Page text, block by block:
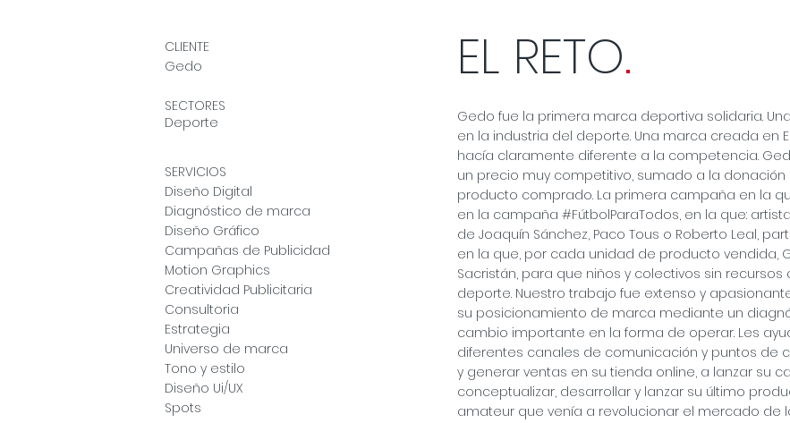
CLIENTE
Gedo
SECTORES
Deporte
SERVICIOS
Diseño Digital
Diagnóstico de marca
Diseño Gráfico
Campañas de Publicidad
Motion Graphics
Creatividad Publicitaria
Consultoria
Estrategia
Universo de marca
Tono y estilo
Diseño Ui/UX
Spots
EL RETO.
Gedo fue la primera marca deportiva solidaria.
en la industria del deporte. Una marca creada en
hacía claramente diferente a la competencia.
un precio muy competitivo, sumado a la
producto comprado. La primera campaña en la
en la campaña #FútbolParaTodos, en la que:
de Joaquín Sánchez, Paco Tous o Roberto Leal,
en la que, por cada unidad de producto vendida,
Sacristán, para que niños y colectivos sin
deporte. Nuestro trabajo fue extenso y
su posicionamiento de marca mediante un
cambio importante en la forma de operar. Les
diferentes canales de comunicación y puntos
y generar ventas en su tienda online, a lanzar su
conceptualizar, desarrollar y lanzar su último
amateur que venía a revolucionar el mercado de